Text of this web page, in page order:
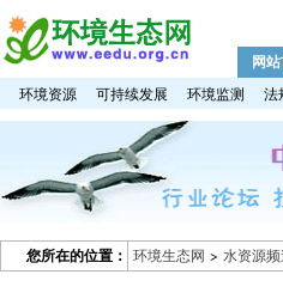
网
环境资源 可持续发展 环境监测 法
您所在的位置： 环境生态网 > 水资源频